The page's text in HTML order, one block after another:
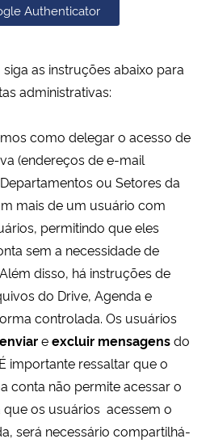
Authenticator
as instruções abaixo para
administrativas:
como delegar o acesso de
(endereços de e-mail
ou Setores da
mais de um usuário com
permitindo que eles
sem a necessidade de
disso, há instruções de
do Drive, Agenda e
controlada. Os usuários
eexcluir mensagensdo
importante ressaltar que o
conta não permite acessar o
que os usuários acessem o
será necessário compartilhá-